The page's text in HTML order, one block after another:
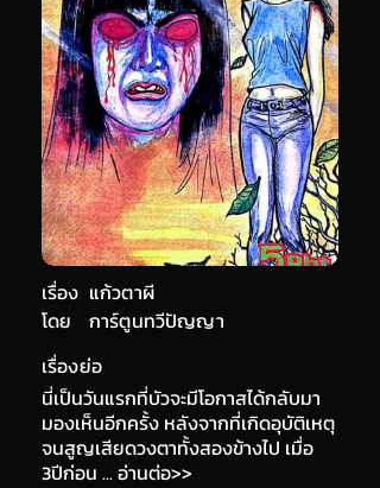
เรื่อง แก้วตาผี
การ์ตูนทวีปัญญา
โดย
เรื่องย่อ
นี่เป็นวันแรกที่บัวจะมีโอกาสได้กลับมา
มองเห็นอีกครั้ง หลังจากที่เกิดอุบัติเหตุ
จนสูญเสียดวงตาทั้งสองข้างไป เมื่อ
3ปีก่อน ... อ่านต่อ>>